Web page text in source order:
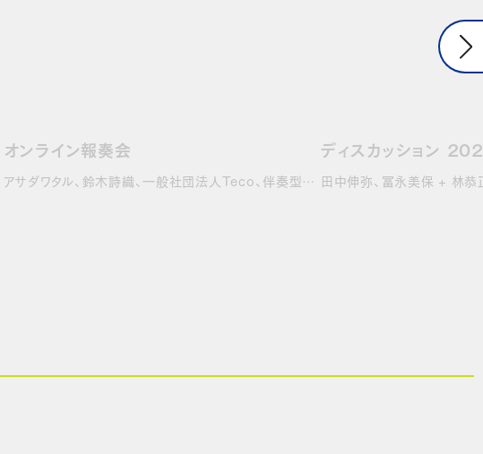
オンライン報奏会
アサダワタル、鈴木詩織、一般社団法人Teco、伴奏型
ディスカッション
田中伸弥、冨永美保 + 林